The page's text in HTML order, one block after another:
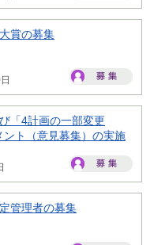
賞の募集
「4計画の一部変更
ント（意見募集）の実施
管理者の募集